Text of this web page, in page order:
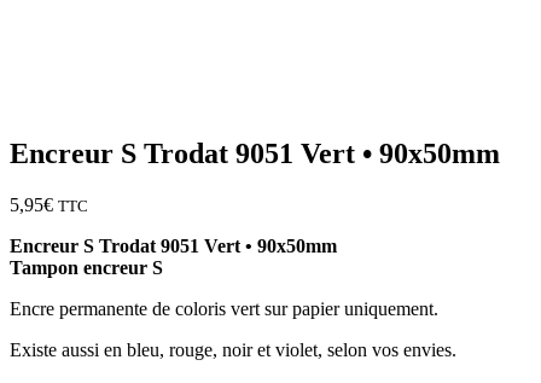
Encreur S Trodat 9051 Vert • 90x50mm
5,95€ TTC
Encreur S Trodat 9051 Vert • 90x50mm
Tampon encreur S
Encre permanente de coloris vert sur papier uniquement.
Existe aussi en bleu, rouge, noir et violet, selon vos envies.